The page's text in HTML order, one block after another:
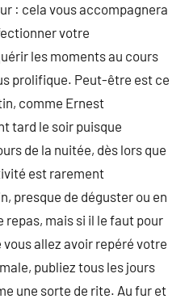
: cela vous accompagnera
votre
les moments au cours
prolifique. Peut-être est ce
comme Ernest
tard le soir puisque
de la nuitée, dès lors que
est rarement
presque de déguster ou en
repas, mais si il le faut pour
allez avoir repéré votre
publiez tous les jours
une sorte de rite. Au fur et